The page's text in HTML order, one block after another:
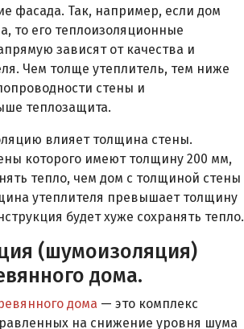
фасада. Так, например, если дом
то его теплоизоляционные
зависят от качества и
Чем толще утеплитель, тем ниже
стены и
теплозащита.
влияет толщина стены.
которого имеют толщину 200 мм,
тепло, чем дом с толщиной стены
утеплителя превышает толщину
будет хуже сохранять тепло.
(шумоизоляция)
дома.
дома — это комплекс
на снижение уровня шума